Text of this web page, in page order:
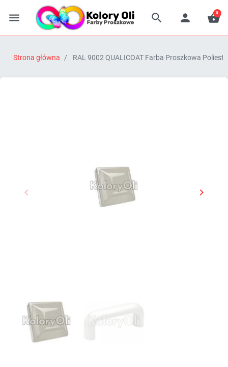
   
0
Strona główna RAL 9002 QUALICOAT Farba Proszkowa
Poprzedni
 